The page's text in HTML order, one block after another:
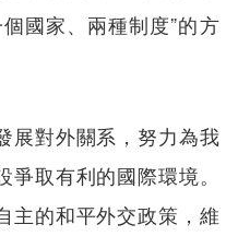
國家、兩種制度”的方
對外關系，努力為我
取有利的國際環境。
主的和平外交政策，維